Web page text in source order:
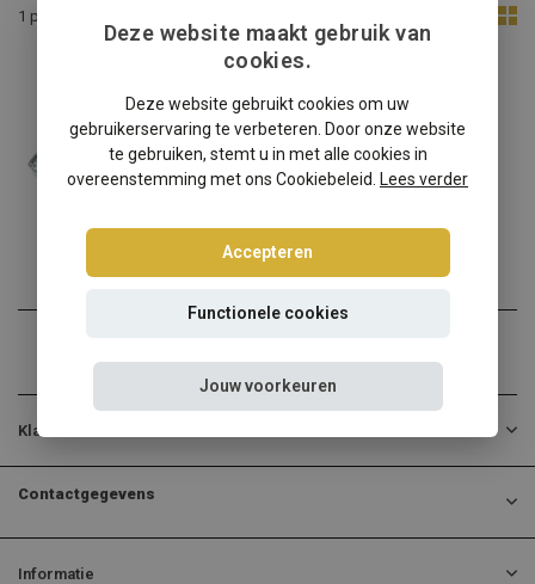
1 product
Volkswagen Golf 1 Sedan schroefset
Volkswagen Golf 1 Sedan v...
€268,95
Klantenservice
Contactgegevens
Informatie
Deze website maakt gebruik van
cookies.
Deze website gebruikt cookies om uw
gebruikerservaring te verbeteren. Door onze website
te gebruiken, stemt u in met alle cookies in
overeenstemming met ons Cookiebeleid.
Lees verder
Accepteren
Functionele cookies
Jouw voorkeuren